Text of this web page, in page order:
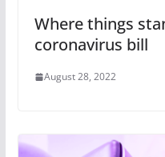
Where things
coronavirus bill
August 28, 2022